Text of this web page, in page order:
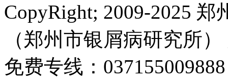
CopyRight; 2009-2025
（郑州市银屑病研究所
免费专线：